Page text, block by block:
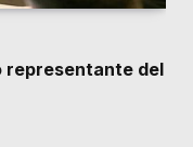
representante del